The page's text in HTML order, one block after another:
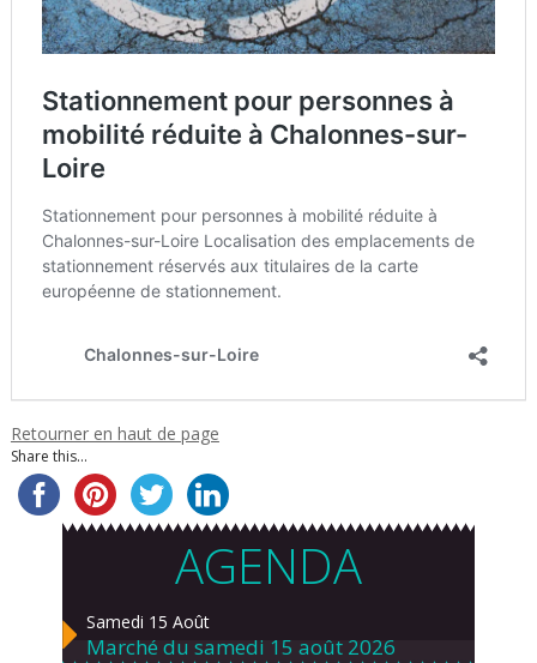
Retourner en haut de page
Share this...
AGENDA
Samedi 15 Août
Marché du samedi 15 août 2026